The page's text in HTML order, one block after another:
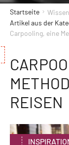
Startseite
Artikel aus der
Carpooling, eine
REISEN